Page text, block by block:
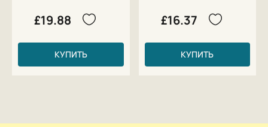
£19.88
КУПИТЬ
£16.37
КУПИТЬ